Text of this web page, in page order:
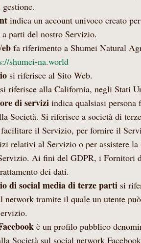
indica un account univoco creato
parti del nostro Servizio.
fa riferimento a Shumei Natural
shumei-na.world
si riferisce al Sito Web.
riferisce alla California, negli Stati
di serviziindica qualsiasi persona
Società. Si riferisce a società di
il Servizio, per fornire il
relativi al Servizio o per assistere la
Ai fini del GDPR, i Fornitori
dei dati.
di social media di terze partisi
network tramite il quale un utente
è un profilo pubblico
Società sul social network